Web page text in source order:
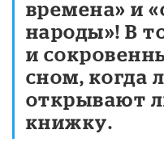
времена» и
народы»! В
и
сном, когда
открывают
книжку.